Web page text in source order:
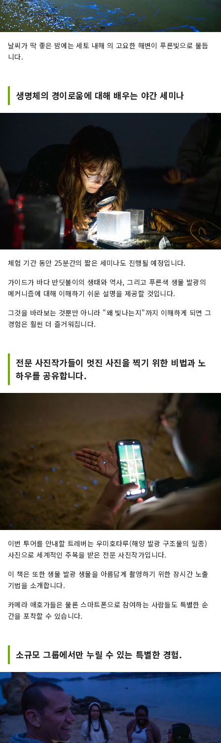
날씨가 딱 좋은 밤에는 세토 내해 의 고요한 해변이 푸른빛으로 물듭
니다.
생명체의 경이로움에 대해 배우는 야간 세미나
체험 기간 동안 25분간의 짧은 세미나도 진행될 예정입니다.
가이드가 바다 반딧불이의 생태와 역사, 그리고 푸른색 생물 발광의
메커니즘에 대해 이해하기 쉬운 설명을 제공할 것입니다.
그것을 바라보는 것뿐만 아니라 "왜 빛나는지"까지 이해하게 되면 그
경험은 훨씬 더 즐거워집니다.
전문 사진작가들이 멋진 사진을 찍기 위한 비법과 노
하우를 공유합니다.
이번 투어를 안내할 트레버는 우미호타루(해양 발광 구조물의 일종)
사진으로 세계적인 주목을 받은 전문 사진작가입니다.
이 책은 또한 생물 발광 생물을 아름답게 촬영하기 위한 장시간 노출
기법을 소개합니다.
카메라 애호가들은 물론 스마트폰으로 참여하는 사람들도 특별한 순
간을 포착할 수 있습니다.
소규모 그룹에서만 누릴 수 있는 특별한 경험.